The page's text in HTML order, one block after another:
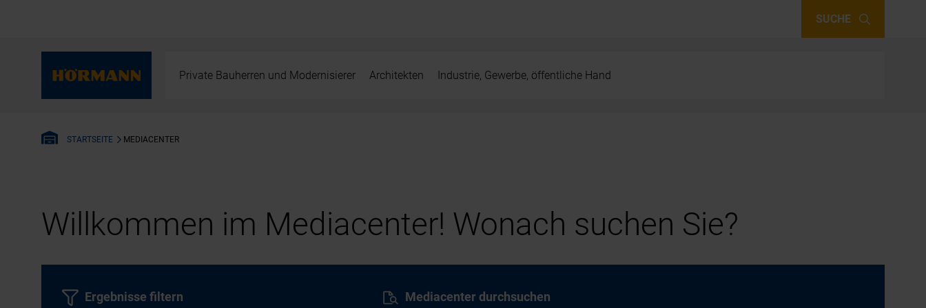
SUCHE
Private Bauherren und Modernisierer Architekten Industrie, Gewerbe, öffentliche Hand
STARTSEITE MEDIACENTER
Willkommen im Mediacenter! Wonach suchen Sie?
Mediacenter durchsuchen
Ergebnisse filtern